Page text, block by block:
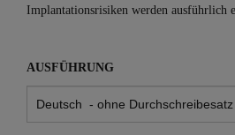
Implantationsrisiken werden ausführlich
AUSFÜHRUNG